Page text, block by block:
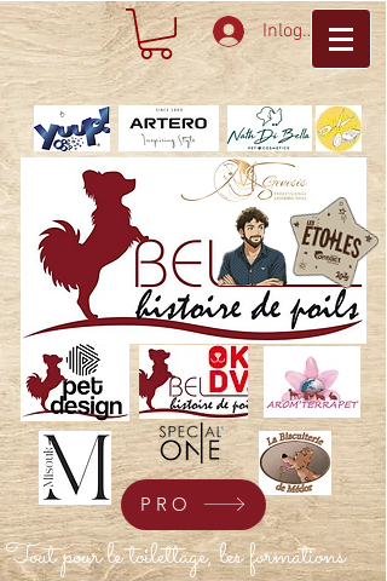
Inloggen
Tout pour le toilettage, les formations
PRO